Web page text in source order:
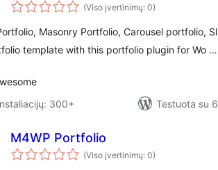
(Viso įvertinimų: 0)
Masonry Portfolio, Carousel portfolio,
template with this portfolio plugin for Wo …
300+
Testuota su
M4WP Portfolio
(Viso įvertinimų: 0)